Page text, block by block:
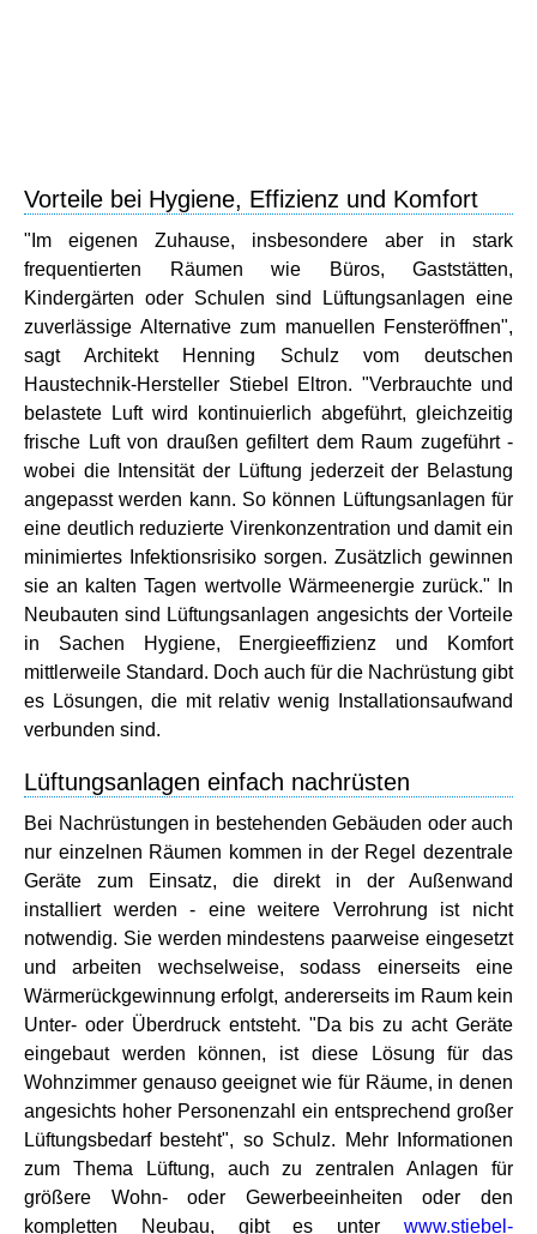
Vorteile bei Hygiene, Effizienz und Komfort
"Im eigenen Zuhause, insbesondere aber in stark
frequentierten Räumen wie Büros, Gaststätten,
Kindergärten oder Schulen sind Lüftungsanlagen eine
zuverlässige Alternative zum manuellen Fensteröffnen",
sagt Architekt Henning Schulz vom deutschen
Haustechnik-Hersteller Stiebel Eltron. "Verbrauchte und
belastete Luft wird kontinuierlich abgeführt, gleichzeitig
frische Luft von draußen gefiltert dem Raum zugeführt -
wobei die Intensität der Lüftung jederzeit der Belastung
angepasst werden kann. So können Lüftungsanlagen für
eine deutlich reduzierte Virenkonzentration und damit ein
minimiertes Infektionsrisiko sorgen. Zusätzlich gewinnen
sie an kalten Tagen wertvolle Wärmeenergie zurück." In
Neubauten sind Lüftungsanlagen angesichts der Vorteile
in Sachen Hygiene, Energieeffizienz und Komfort
mittlerweile Standard. Doch auch für die Nachrüstung gibt
es Lösungen, die mit relativ wenig Installationsaufwand
verbunden sind.
Lüftungsanlagen einfach nachrüsten
Bei Nachrüstungen in bestehenden Gebäuden oder auch
nur einzelnen Räumen kommen in der Regel dezentrale
Geräte zum Einsatz, die direkt in der Außenwand
installiert werden - eine weitere Verrohrung ist nicht
notwendig. Sie werden mindestens paarweise eingesetzt
und arbeiten wechselweise, sodass einerseits eine
Wärmerückgewinnung erfolgt, andererseits im Raum kein
Unter- oder Überdruck entsteht. "Da bis zu acht Geräte
eingebaut werden können, ist diese Lösung für das
Wohnzimmer genauso geeignet wie für Räume, in denen
angesichts hoher Personenzahl ein entsprechend großer
Lüftungsbedarf besteht", so Schulz. Mehr Informationen
zum Thema Lüftung, auch zu zentralen Anlagen für
größere Wohn- oder Gewerbeeinheiten oder den
kompletten Neubau, gibt es unter www.stiebel-